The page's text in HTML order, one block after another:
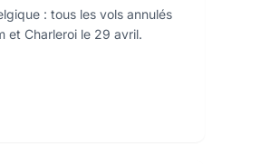
: tous les vols annulés
et Charleroi le 29 avril.